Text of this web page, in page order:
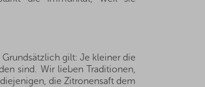
gilt: Je kleiner die
sind. Wir lieben Traditionen,
die Zitronensaft dem